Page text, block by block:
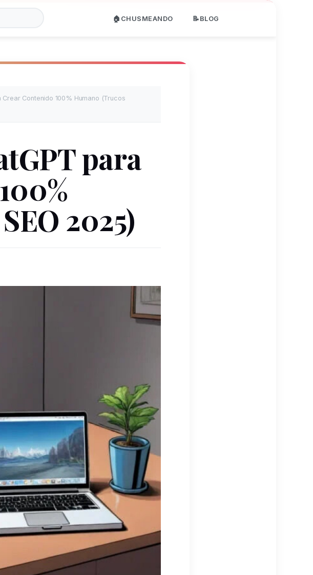
🏠CHUSMEANDO 📝BLOG
Crear Contenido 100% Humano (Trucos
para
2025)